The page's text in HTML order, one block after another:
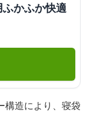
かふか快適
構造により、寝袋